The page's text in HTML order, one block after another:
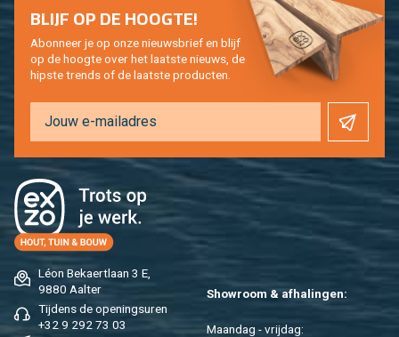
Léon Be­kaert­laan 3 E,
9880 Aal­ter
Tij­dens de ope­nings­uren
+32 9 292 73 03
Show­room & af­ha­lin­gen:
Maan­dag - vrij­dag:
BLIJF OP DE HOOG­TE!
Abon­neer je op onze nieuws­brief en blijf
op de hoog­te over het laat­ste nieuws, de
hip­s­te trends of de laat­ste pro­duc­ten.